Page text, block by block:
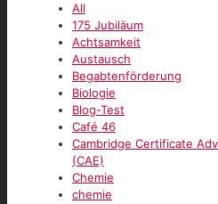
All
175 Jubiläum
Achtsamkeit
Austausch
Begabtenförderung
Biologie
Blog-Test
Café 46
Cambridge Certificate
(CAE)
Chemie
chemie